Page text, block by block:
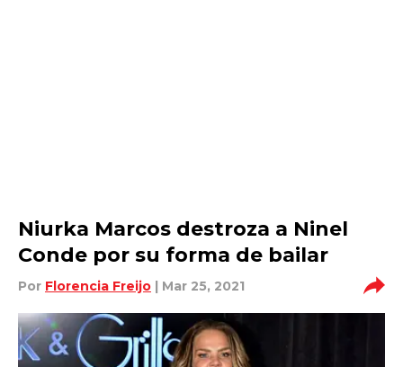
Niurka Marcos destroza a Ninel
Conde por su forma de bailar
Por Florencia Freijo | Mar 25, 2021